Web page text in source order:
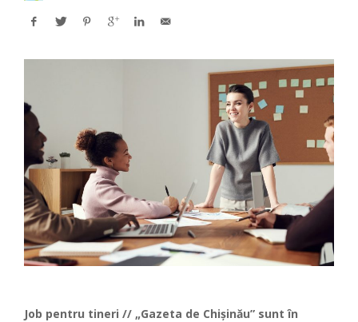
Job pentru tineri // „Gazeta de Chișinău” sunt în